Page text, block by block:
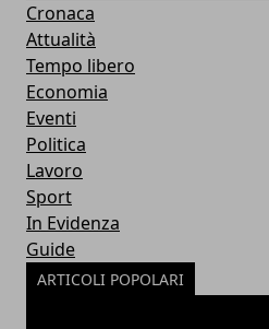
Cronaca
Attualità
Tempo libero
Economia
Eventi
Politica
Lavoro
Sport
In Evidenza
Guide
ARTICOLI POPOLARI